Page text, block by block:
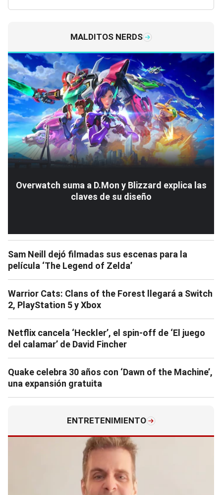
MALDITOS NERDS
Overwatch suma a D.Mon y Blizzard explica las
claves de su diseño
Sam Neill dejó filmadas sus escenas para la
película ‘The Legend of Zelda’
Warrior Cats: Clans of the Forest llegará a Switch
2, PlayStation 5 y Xbox
Netflix cancela ‘Heckler’, el spin-off de ‘El juego
del calamar’ de David Fincher
Quake celebra 30 años con ‘Dawn of the Machine’,
una expansión gratuita
ENTRETENIMIENTO